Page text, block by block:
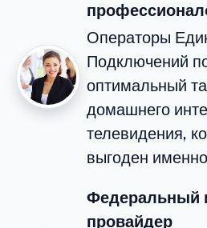
Операторы
Подключений
оптимальный
домашнего
телевидения,
выгоден
Федеральный
провайдер